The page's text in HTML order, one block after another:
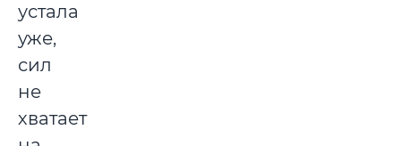
устала
уже,
сил
не
хватает